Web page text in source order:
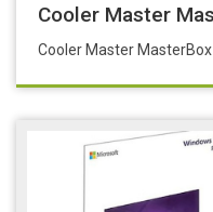
Cooler Master
Cooler Master MasterBox